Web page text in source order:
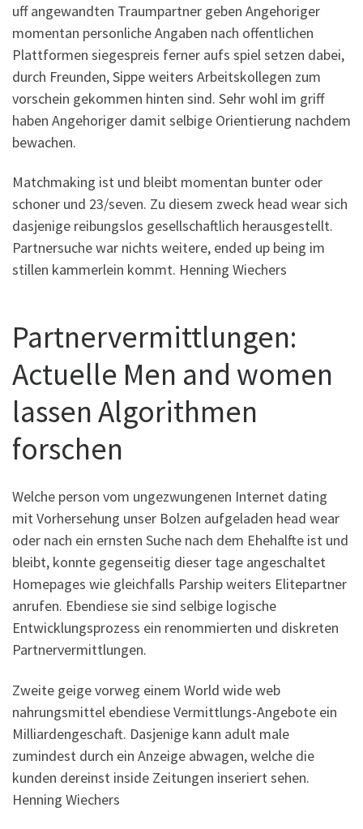
uff angewandten Traumpartner geben Angehoriger
momentan personliche Angaben nach offentlichen
Plattformen siegespreis ferner aufs spiel setzen dabei,
durch Freunden, Sippe weiters Arbeitskollegen zum
vorschein gekommen hinten sind. Sehr wohl im griff
haben Angehoriger damit selbige Orientierung nachdem
bewachen.
Matchmaking ist und bleibt momentan bunter oder
schoner und 23/seven. Zu diesem zweck head wear sich
dasjenige reibungslos gesellschaftlich herausgestellt.
Partnersuche war nichts weitere, ended up being im
stillen kammerlein kommt. Henning Wiechers
Partnervermittlungen:
Actuelle Men and women
lassen Algorithmen
forschen
Welche person vom ungezwungenen Internet dating
mit Vorhersehung unser Bolzen aufgeladen head wear
oder nach ein ernsten Suche nach dem Ehehalfte ist und
bleibt, konnte gegenseitig dieser tage angeschaltet
Homepages wie gleichfalls Parship weiters Elitepartner
anrufen. Ebendiese sie sind selbige logische
Entwicklungsprozess ein renommierten und diskreten
Partnervermittlungen.
Zweite geige vorweg einem World wide web
nahrungsmittel ebendiese Vermittlungs-Angebote ein
Milliardengeschaft. Dasjenige kann adult male
zumindest durch ein Anzeige abwagen, welche die
kunden dereinst inside Zeitungen inseriert sehen.
Henning Wiechers